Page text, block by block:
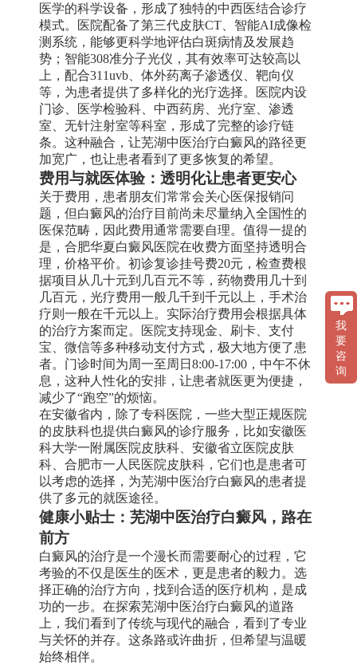
医学的科学设备，形成了独特的中西医结合诊疗
模式。医院配备了第三代皮肤CT、智能AI成像检
测系统，能够更科学地评估白斑病情及发展趋
势；智能308准分子光仪，其有效率可达较高以
上，配合311uvb、体外药离子渗透仪、靶向仪
等，为患者提供了多样化的光疗选择。医院内设
门诊、医学检验科、中西药房、光疗室、渗透
室、无针注射室等科室，形成了完整的诊疗链
条。这种融合，让芜湖中医治疗白癜风的路径更
加宽广，也让患者看到了更多恢复的希望。
费用与就医体验：透明化让患者更安心
关于费用，患者朋友们常常会关心医保报销问
题，但白癜风的治疗目前尚未尽量纳入全国性的
医保范畴，因此费用通常需要自理。值得一提的
是，合肥华夏白癜风医院在收费方面坚持透明合
理，价格平价。初诊复诊挂号费20元，检查费根
据项目从几十元到几百元不等，药物费用几十到
几百元，光疗费用一般几千到千元以上，手术治
疗则一般在千元以上。实际治疗费用会根据具体
的治疗方案而定。医院支持现金、刷卡、支付
宝、微信等多种移动支付方式，极大地方便了患
者。门诊时间为周一至周日8:00-17:00，中午不休
息，这种人性化的安排，让患者就医更为便捷，
减少了“跑空”的烦恼。
在安徽省内，除了专科医院，一些大型正规医院
的皮肤科也提供白癜风的诊疗服务，比如安徽医
科大学一附属医院皮肤科、安徽省立医院皮肤
科、合肥市一人民医院皮肤科，它们也是患者可
以考虑的选择，为芜湖中医治疗白癜风的患者提
供了多元的就医途径。
健康小贴士：芜湖中医治疗白癜风，路在
前方
白癜风的治疗是一个漫长而需要耐心的过程，它
考验的不仅是医生的医术，更是患者的毅力。选
择正确的治疗方向，找到合适的医疗机构，是成
功的一步。在探索芜湖中医治疗白癜风的道路
上，我们看到了传统与现代的融合，看到了专业
与关怀的并存。这条路或许曲折，但希望与温暖
始终相伴。
我
要
咨
询